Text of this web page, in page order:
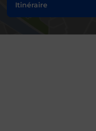
Itinéraire